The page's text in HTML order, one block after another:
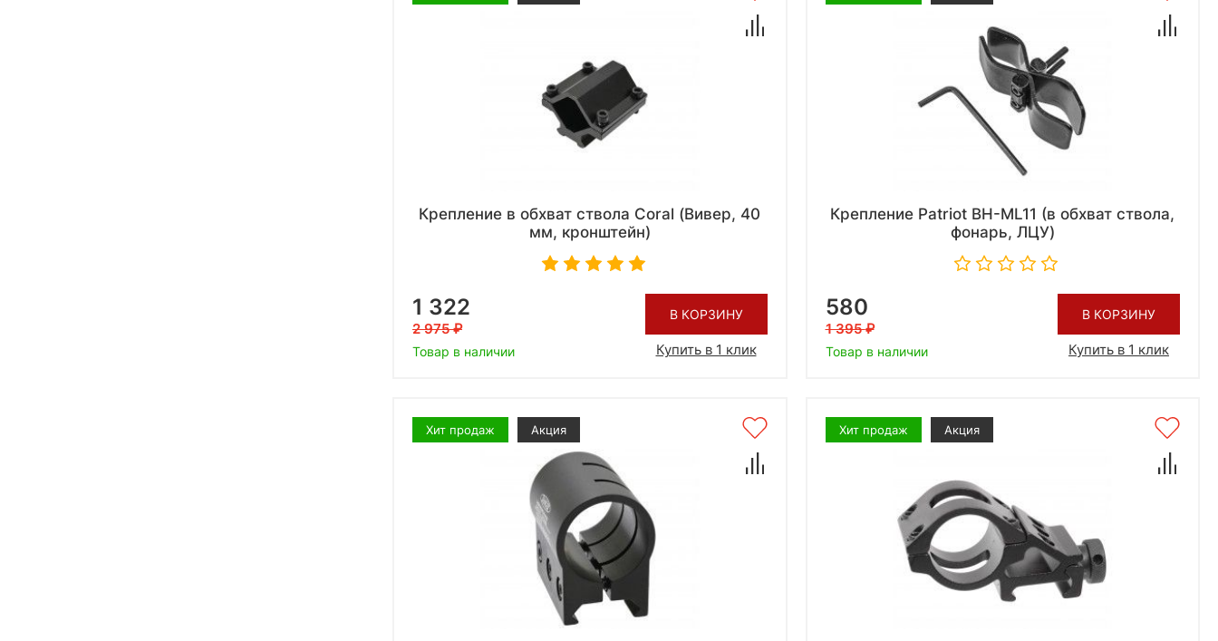
Крепление в обхват ствола Coral (Вивер, 40
мм, кронштейн)
1 322
2 975
Товар в наличии
В КОРЗИНУ
Купить в 1 клик
Крепление Patriot BH-ML11 (в обхват ствола,
фонарь, ЛЦУ)
580
1 395
Товар в наличии
В КОРЗИНУ
Купить в 1 клик
Хит продаж Акция Хит продаж Акция